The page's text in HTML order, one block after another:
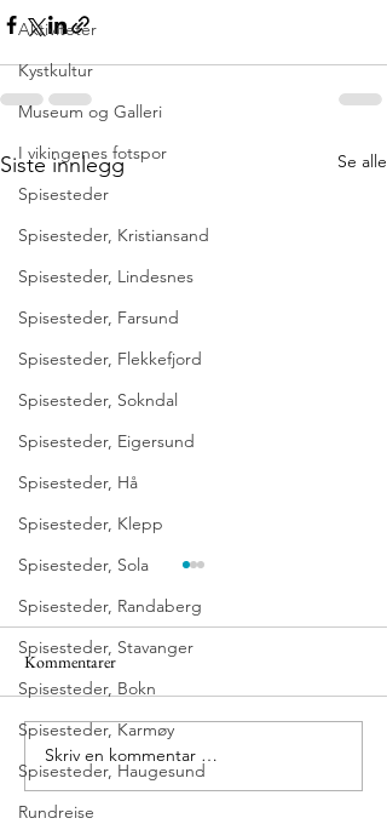
Aktiviteter
Kystkultur
Museum og Galleri
I vikingenes fotspor
Spisesteder
Spisesteder, Kristiansand
Spisesteder, Lindesnes
Spisesteder, Farsund
Spisesteder, Flekkefjord
Spisesteder, Sokndal
Spisesteder, Eigersund
Spisesteder, Hå
Spisesteder, Klepp
Spisesteder, Sola
Spisesteder, Randaberg
Spisesteder, Stavanger
Spisesteder, Bokn
Spisesteder, Karmøy
Spisesteder, Haugesund
Rundreise
Siste innlegg Se alle
Grønnes sjøbad
Kommentarer
Skriv en kommentar …